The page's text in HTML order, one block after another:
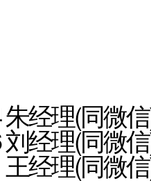
朱经理(同微
刘经理(同微
王经理(同微